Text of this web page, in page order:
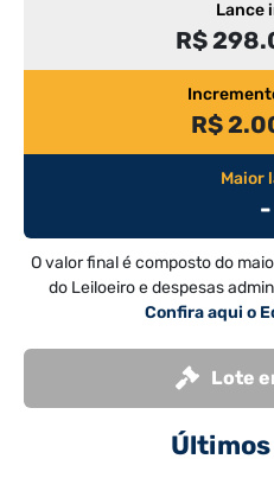
Lance
R$
R$
Maior
-
O valor final é composto do
do Leiloeiro e despesas
Confira aqui o
Lote